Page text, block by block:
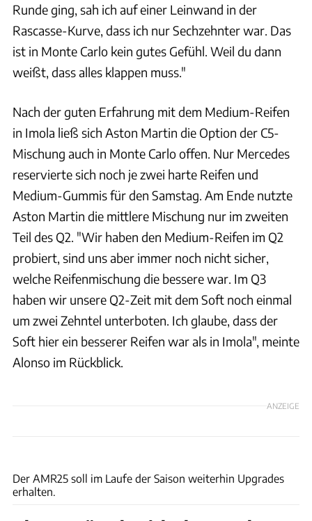
Runde ging, sah ich auf einer Leinwand in der
Rascasse-Kurve, dass ich nur Sechzehnter war. Das
ist in Monte Carlo kein gutes Gefühl. Weil du dann
weißt, dass alles klappen muss."
Nach der guten Erfahrung mit dem Medium-Reifen
in Imola ließ sich Aston Martin die Option der C5-
Mischung auch in Monte Carlo offen. Nur Mercedes
reservierte sich noch je zwei harte Reifen und
Medium-Gummis für den Samstag. Am Ende nutzte
Aston Martin die mittlere Mischung nur im zweiten
Teil des Q2. "Wir haben den Medium-Reifen im Q2
probiert, sind uns aber immer noch nicht sicher,
welche Reifenmischung die bessere war. Im Q3
haben wir unsere Q2-Zeit mit dem Soft noch einmal
um zwei Zehntel unterboten. Ich glaube, dass der
Soft hier ein besserer Reifen war als in Imola", meinte
Alonso im Rückblick.
ANZEIGE
Der AMR25 soll im Laufe der Saison weiterhin Upgrades
erhalten.